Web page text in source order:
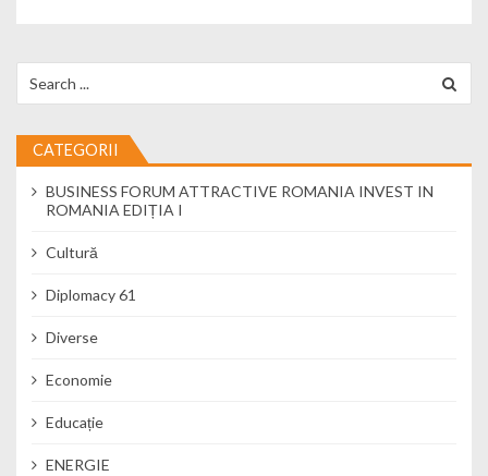
CATEGORII
BUSINESS FORUM ATTRACTIVE ROMANIA INVEST IN
ROMANIA EDIȚIA I
Cultură
Diplomacy 61
Diverse
Economie
Educație
ENERGIE